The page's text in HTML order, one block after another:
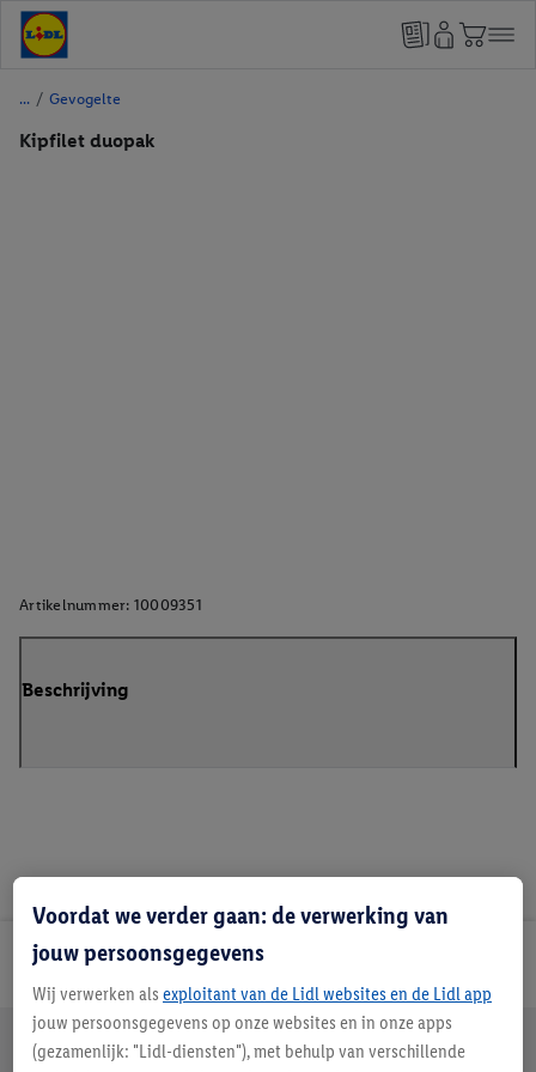
/ Gevogelte
Kipfilet duopak
Artikelnummer: 10009351
Beschrijving
Lidl Nieuwsbrief
Jouw voordelen bij ons als Lidl webshop klant
Gratis retourneren Veilig winkelen
Voordat we verder gaan: de verwerking van
jouw persoonsgegevens
Wij verwerken als exploitant van de Lidl websites en de Lidl app
jouw persoonsgegevens op onze websites en in onze apps
(gezamenlijk: "Lidl-diensten"), met behulp van verschillende